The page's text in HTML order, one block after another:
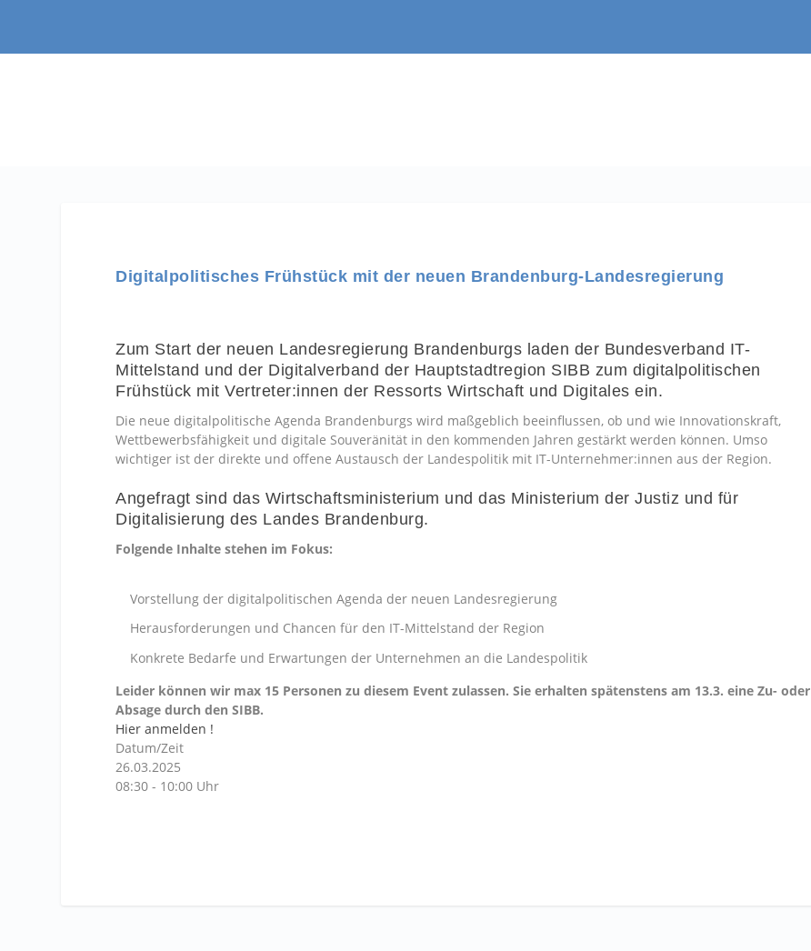
Digitalpolitisches Frühstück mit der neuen Brandenburg-Landesregierung
Zum Start der neuen Landesregierung Brandenburgs laden der Bundesverband IT-
Mittelstand und der Digitalverband der Hauptstadtregion SIBB zum digitalpolitischen
Frühstück mit Vertreter:innen der Ressorts Wirtschaft und Digitales ein.
Die neue digitalpolitische Agenda Brandenburgs wird maßgeblich beeinflussen, ob und wie Innovationskraft,
Wettbewerbsfähigkeit und digitale Souveränität in den kommenden Jahren gestärkt werden können. Umso
wichtiger ist der direkte und offene Austausch der Landespolitik mit IT-Unternehmer:innen aus der Region.
Angefragt sind das Wirtschaftsministerium und das Ministerium der Justiz und für
Digitalisierung des Landes Brandenburg.
Folgende Inhalte stehen im Fokus:
Vorstellung der digitalpolitischen Agenda der neuen Landesregierung
Herausforderungen und Chancen für den IT-Mittelstand der Region
Konkrete Bedarfe und Erwartungen der Unternehmen an die Landespolitik
Leider können wir max 15 Personen zu diesem Event zulassen. Sie erhalten spätenstens am 13.3. eine Zu- oder
Absage durch den SIBB.
Hier anmelden !
Datum/Zeit
26.03.2025
08:30 - 10:00 Uhr